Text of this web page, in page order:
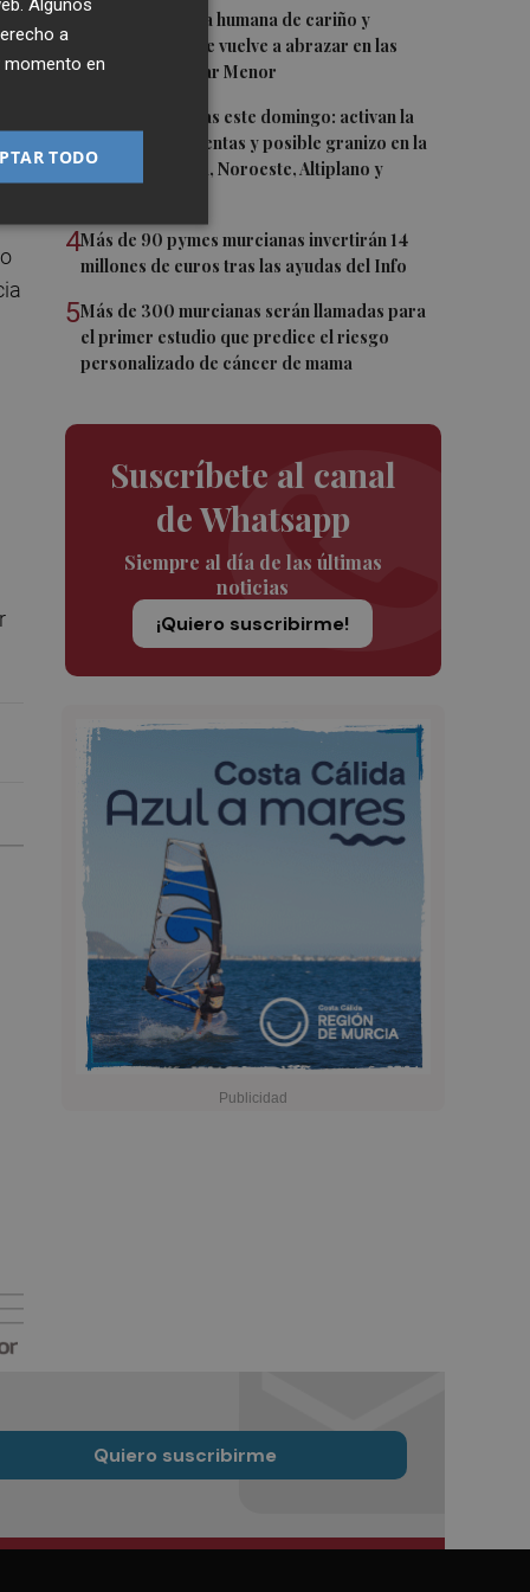
2 Una gran cadena humana de cariño y
reivindicación se vuelve a abrazar en las
playas por el Mar Menor
Vuelven las lluvias este domingo: activan la
alerta por tormentas y posible granizo en la
Vega del Segura, Noroeste, Altiplano y
4Más de 90 pymes murcianas invertirán 14
millones de euros tras las ayudas del Info
5Más de 300 murcianas serán llamadas para
el primer estudio que predice el riesgo
personalizado de cáncer de mama
Suscríbete al canal
de Whatsapp
Siempre al día de las últimas
noticias
¡Quiero suscribirme!
y
Quiero suscribirme
a
momento en
TODO